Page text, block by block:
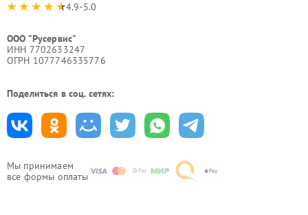
Мы принимаем
все формы оплаты
4.9-5.0
ООО "Русервис"
ИНН 7702633247
ОГРН 1077746335776
Поделиться в соц. сетях: